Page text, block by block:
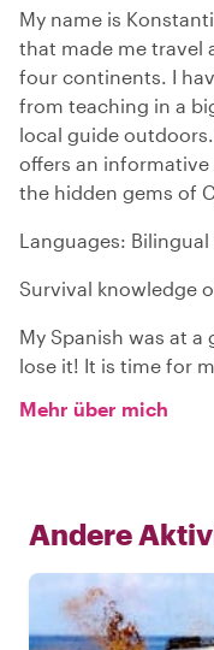
My name is
that made me travel
four continents. I
from teaching in a
local guide
offers an
the hidden gems of
Languages:
Survival knowledge
My Spanish was at
lose it! It is time for
Mehr über mich
Andere